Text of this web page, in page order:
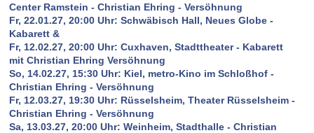
Center Ramstein - Christian Ehring - Versöhnung
Fr, 22.01.27, 20:00 Uhr: Schwäbisch Hall, Neues Globe -
Kabarett &
Fr, 12.02.27, 20:00 Uhr: Cuxhaven, Stadttheater - Kabarett
mit Christian Ehring Versöhnung
So, 14.02.27, 15:30 Uhr: Kiel, metro-Kino im Schloßhof -
Christian Ehring - Versöhnung
Fr, 12.03.27, 19:30 Uhr: Rüsselsheim, Theater Rüsselsheim -
Christian Ehring - Versöhnung
Sa, 13.03.27, 20:00 Uhr: Weinheim, Stadthalle - Christian